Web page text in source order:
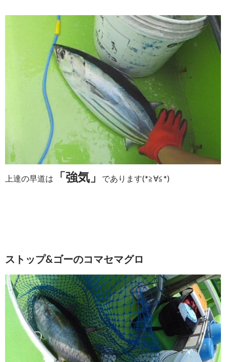
上達の早道は 「強気」 であります(*≧∀≦*)
ストップ&ゴーのコマセマグロ